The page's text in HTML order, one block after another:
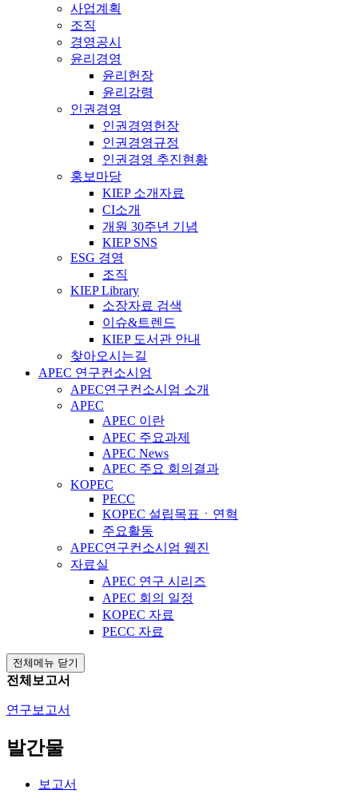
사업계획
조직
경영공시
윤리경영
윤리헌장
윤리강령
인권경영
인권경영헌장
인권경영규정
인권경영 추진현황
홍보마당
KIEP 소개자료
CI소개
개원 30주년 기념
KIEP SNS
ESG 경영
조직
KIEP Library
소장자료 검색
이슈&트렌드
KIEP 도서관 안내
찾아오시는길
APEC 연구컨소시엄
APEC연구컨소시엄 소개
APEC
APEC 이란
APEC 주요과제
APEC News
APEC 주요 회의결과
KOPEC
PECC
KOPEC 설립목표ㆍ연혁
주요활동
APEC연구컨소시엄 웹진
자료실
APEC 연구 시리즈
APEC 회의 일정
KOPEC 자료
PECC 자료
전체메뉴 닫기
전체보고서
연구보고서
발간물
보고서